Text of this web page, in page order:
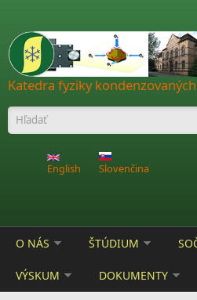
Katedra fyziky
Vyhľadávanie
English Slovenčina
O NÁS ŠTÚDIUM
VÝSKUM DOKUMENTY